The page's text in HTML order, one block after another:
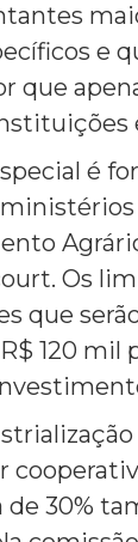
e
que
é
Os
que
120 mil
de 30%